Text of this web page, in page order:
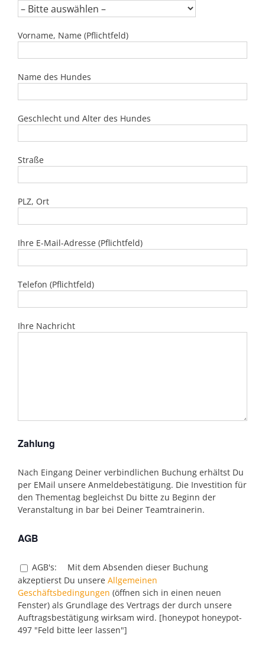
Vorname, Name (Pflichtfeld)
Name des Hundes
Geschlecht und Alter des Hundes
Straße
PLZ, Ort
Ihre E-Mail-Adresse (Pflichtfeld)
Telefon (Pflichtfeld)
Ihre Nachricht
Zahlung
Nach Eingang Deiner verbindlichen Buchung erhältst Du
per EMail unsere Anmeldebestätigung. Die Investition für
den Thementag begleichst Du bitte zu Beginn der
Veranstaltung in bar bei Deiner Teamtrainerin.
AGB
AGB's:
Mit dem Absenden dieser Buchung
akzeptierst Du unsere Allgemeinen
Geschäftsbedingungen (öffnen sich in einen neuen
Fenster) als Grundlage des Vertrags der durch unsere
Auftragsbestätigung wirksam wird. [honeypot honeypot-
497 "Feld bitte leer lassen"]